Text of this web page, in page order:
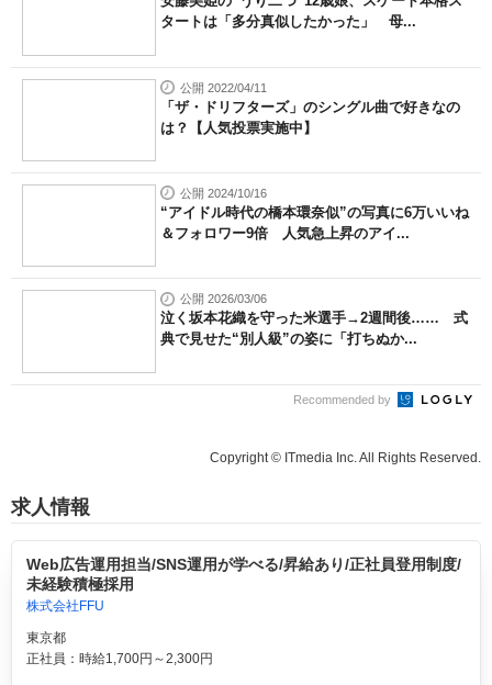
タートは「多分真似したかった」 母...
公開 2022/04/11
「ザ・ドリフターズ」のシングル曲で好きなの
は？【人気投票実施中】
公開 2024/10/16
“アイドル時代の橋本環奈似”の写真に6万いいね
＆フォロワー9倍 人気急上昇のアイ...
公開 2026/03/06
泣く坂本花織を守った米選手→2週間後…… 式
典で見せた“別人級”の姿に「打ちぬか...
Recommended by
Copyright © ITmedia Inc. All Rights Reserved.
求人情報
Web広告運用担当/SNS運用が学べる/昇給あり/正社員登用制度/
未経験積極採用
株式会社FFU
東京都
正社員：時給1,700円～2,300円